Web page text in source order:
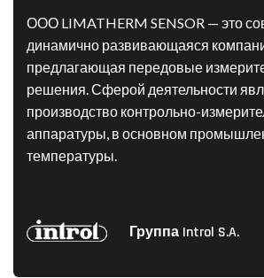
ООО LIMATHERM SENSOR — это
динамично развивающаяся
предлагающая передовые
решения. Сферой деятельности
производство контрольно-
аппаратуры, в основном
температуры.
Группа Introl S.A.